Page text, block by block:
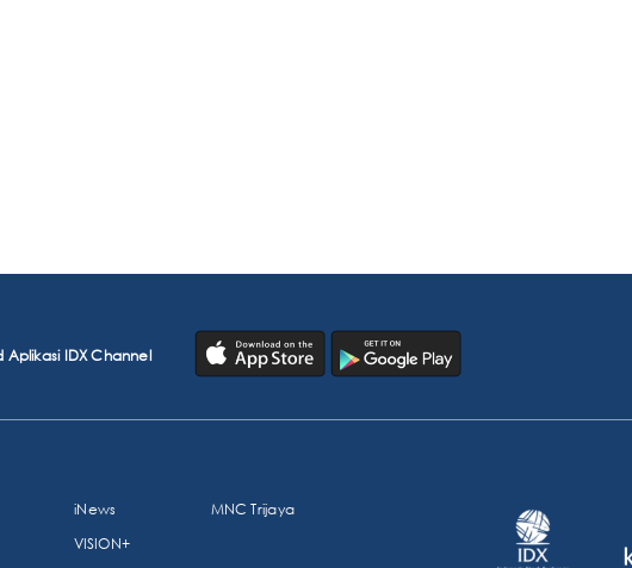
Aplikasi IDX Channel
iNews
MNC Trijaya
VISION+